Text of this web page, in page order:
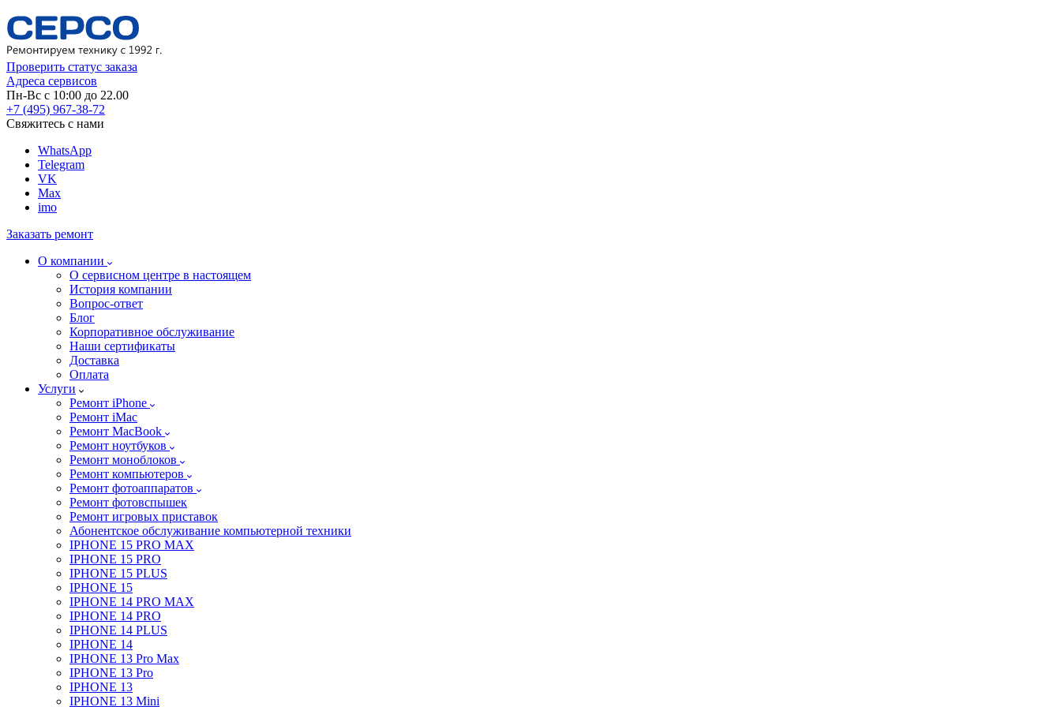
Проверить статус заказа
Адреса сервисов
Пн-Вс с 10:00 до 22.00
+7 (495) 967-38-72
Свяжитесь с нами
WhatsApp
Telegram
VK
Max
imo
Заказать ремонт
О компании
О сервисном центре в настоящем
История компании
Вопрос-ответ
Блог
Корпоративное обслуживание
Наши сертификаты
Доставка
Оплата
Услуги
Ремонт iPhone
Ремонт iMac
Ремонт MacBook
Ремонт ноутбуков
Ремонт моноблоков
Ремонт компьютеров
Ремонт фотоаппаратов
Ремонт фотовспышек
Ремонт игровых приставок
Абонентское обслуживание компьютерной техники
IPHONE 15 PRO MAX
IPHONE 15 PRO
IPHONE 15 PLUS
IPHONE 15
IPHONE 14 PRO MAX
IPHONE 14 PRO
IPHONE 14 PLUS
IPHONE 14
IPHONE 13 Pro Max
IPHONE 13 Pro
IPHONE 13
IPHONE 13 Mini